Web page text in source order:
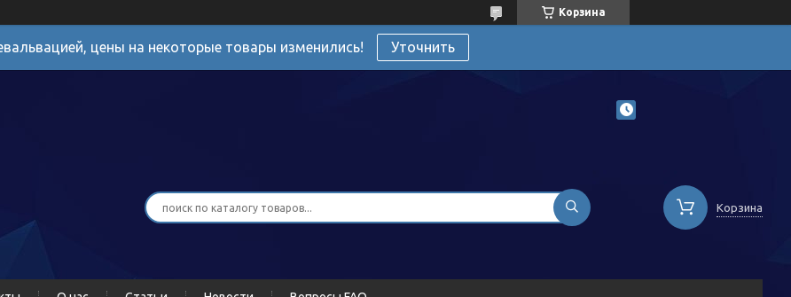
Корзина
цены на некоторые товары изменились! Уточнить
Корзина